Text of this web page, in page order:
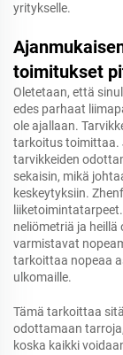
yritykselle.
toimitukset
Oletetaan, että
edes parhaat
ole ajallaan.
tarkoitus toimittaa.
tarvikkeiden
sekaisin, mikä
keskeytyksiin.
neliömetriä ja
varmistavat
tarkoittaa nopeaa
ulkomaille.
Tämä tarkoittaa
odottamaan
koska kaikki